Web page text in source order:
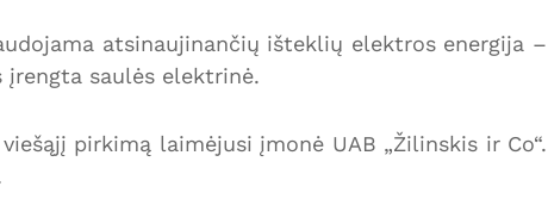
atsinaujinančių išteklių elektros energija –
saulės elektrinė.
pirkimą laimėjusi įmonė UAB „Žilinskis ir Co“.